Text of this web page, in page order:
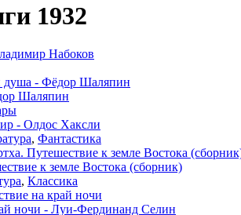
1932
Набоков
Шаляпин
- Олдос Хаксли
, Фантастика
к земле Востока (сборник)
, Классика
ночи - Луи-Фердинанд Селин